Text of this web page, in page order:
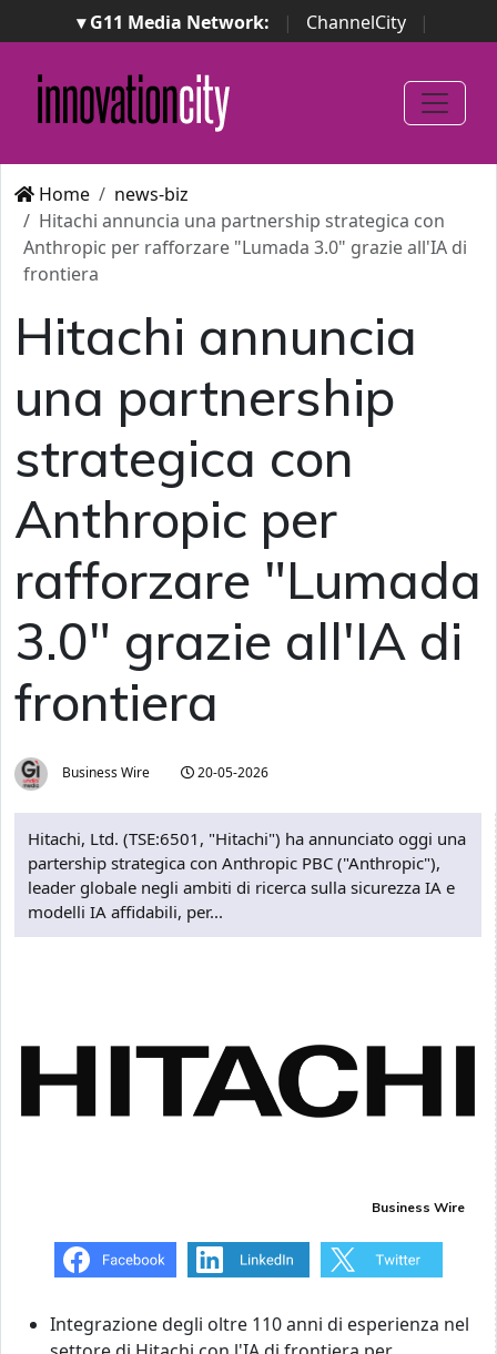
▾ G11 Media Network: | ChannelCity
|
ImpresaCity | SecurityOpenLab | Italian Channel
Awards
Italian Project Awards
Italian Security
Awards
Home
news-biz
Hitachi annuncia una partnership strategica con
Anthropic per rafforzare "Lumada 3.0" grazie all'IA di
frontiera
Hitachi annuncia
una partnership
strategica con
Anthropic per
rafforzare "Lumada
3.0" grazie all'IA di
frontiera
Business Wire 20-05-2026
Hitachi, Ltd. (TSE:6501, "Hitachi") ha annunciato oggi una
partership strategica con Anthropic PBC ("Anthropic"),
leader globale negli ambiti di ricerca sulla sicurezza IA e
modelli IA affidabili, per...
Business Wire
Integrazione degli oltre 110 anni di esperienza nel